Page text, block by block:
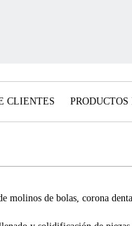
CLIENTES